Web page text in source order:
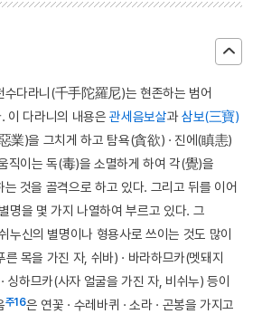
수다라니(千手陀羅尼)는 현존하는 범어
이 다라니의 내용은관세음보살과삼보(三寶)
業)을 그치게 하고 탐욕(貪欲) · 진에(瞋恚)
직이는 독(毒)을 소멸하게 하여 각(覺)을
것을 골격으로 하고 있다. 그리고 뒤를 이어
명을 몇 가지 나열하여 부르고 있다. 그
누신의 별명이나 형용사로 쓰이는 것도 많이
목을 가진 자, 쉬바) · 바라하므카(멧돼지
싱하므카(사자 얼굴을 가진 자, 비쉬누) 등이
주16은 연꽃 · 수레바퀴 · 소라 · 곤봉을 가지고